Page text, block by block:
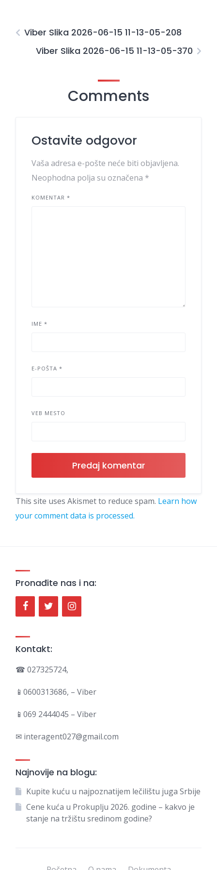
Viber Slika 2026-06-15 11-13-05-208
Viber Slika 2026-06-15 11-13-05-370
Comments
Ostavite odgovor
Vaša adresa e-pošte neće biti objavljena.
Neophodna polja su označena *
KOMENTAR *
IME *
E-POŠTA *
VEB MESTO
This site uses Akismet to reduce spam. Learn how
your comment data is processed.
Pronađite nas i na:
Kontakt:
☎ 027325724,
📱0600313686, – Viber
📱069 2444045 – Viber
✉ interagent027@gmail.com
Najnovije na blogu:
Kupite kuću u najpoznatijem lečilištu juga Srbije
Cene kuća u Prokuplju 2026. godine – kakvo je
stanje na tržištu sredinom godine?